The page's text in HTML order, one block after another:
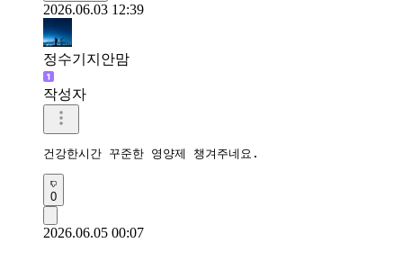
2026.06.03 12:39
정수기지안맘
작성자
건강한시간 꾸준한 영양제 챙겨주네요.
0
2026.06.05 00:07